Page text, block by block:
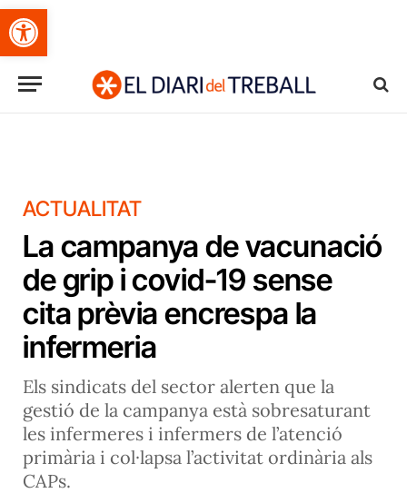
Obre la barra d'eines
ACTUALITAT
La campanya de vacunació
de grip i covid-19 sense
cita prèvia encrespa la
infermeria
Els sindicats del sector alerten que la
gestió de la campanya està sobresaturant
les infermeres i infermers de l’atenció
primària i col·lapsa l’activitat ordinària als
CAPs.